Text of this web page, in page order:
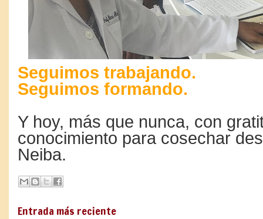
Seguimos trabajando.
Seguimos formando.
Y hoy, más que nunca, con
conocimiento para cosechar
Neiba.
Entrada más reciente